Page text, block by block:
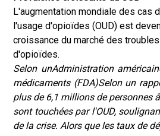
L'augmentation mondiale des cas
l'usage d'opioïdes (OUD) est
croissance du marché des
d'opioïdes.
Selon unAdministration
médicaments (FDA)Selon un
plus de 6,1 millions de personnes
sont touchées par l'OUD,
de la crise. Alors que les taux de